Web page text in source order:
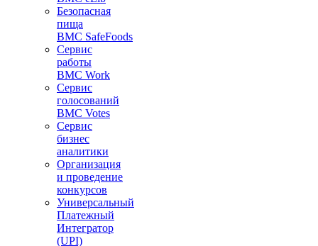
Безопасная
пища
BMC SafeFoods
Сервис
работы
BMC Work
Сервис
голосований
BMC Votes
Сервис
бизнес
аналитики
Организация
и проведение
конкурсов
Универсальный
Платежный
Интегратор
(UPI)